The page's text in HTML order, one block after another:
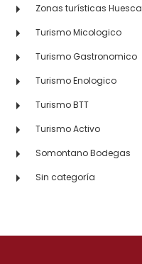
Zonas turísticas Huesca
Turismo Micologico
Turismo Gastronomico
Turismo Enologico
Turismo BTT
Turismo Activo
Somontano Bodegas
Sin categoría